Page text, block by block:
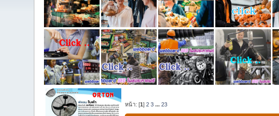
หน้า: [1]2 3 ...23